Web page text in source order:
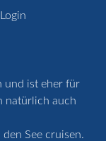
Login
und ist eher für
natürlich auch
See cruisen.